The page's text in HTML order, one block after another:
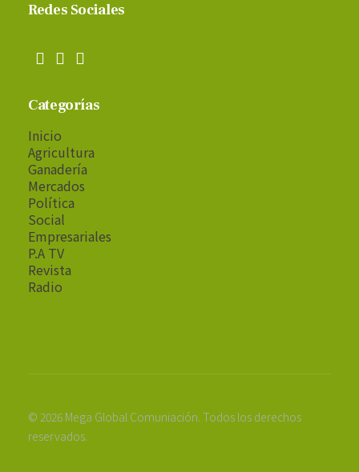
Redes Sociales
Categorías
Inicio
Agricultura
Ganadería
Mercados
Política
Social
Empresariales
P.A TV
Revista
Radio
© 2026 Mega Global Comuniación. Todos los derechos
reservados.